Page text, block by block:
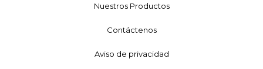
Nuestros Productos
Contáctenos
Aviso de privacidad